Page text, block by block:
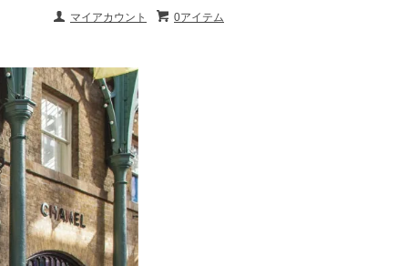
0アイテム
マイアカウント